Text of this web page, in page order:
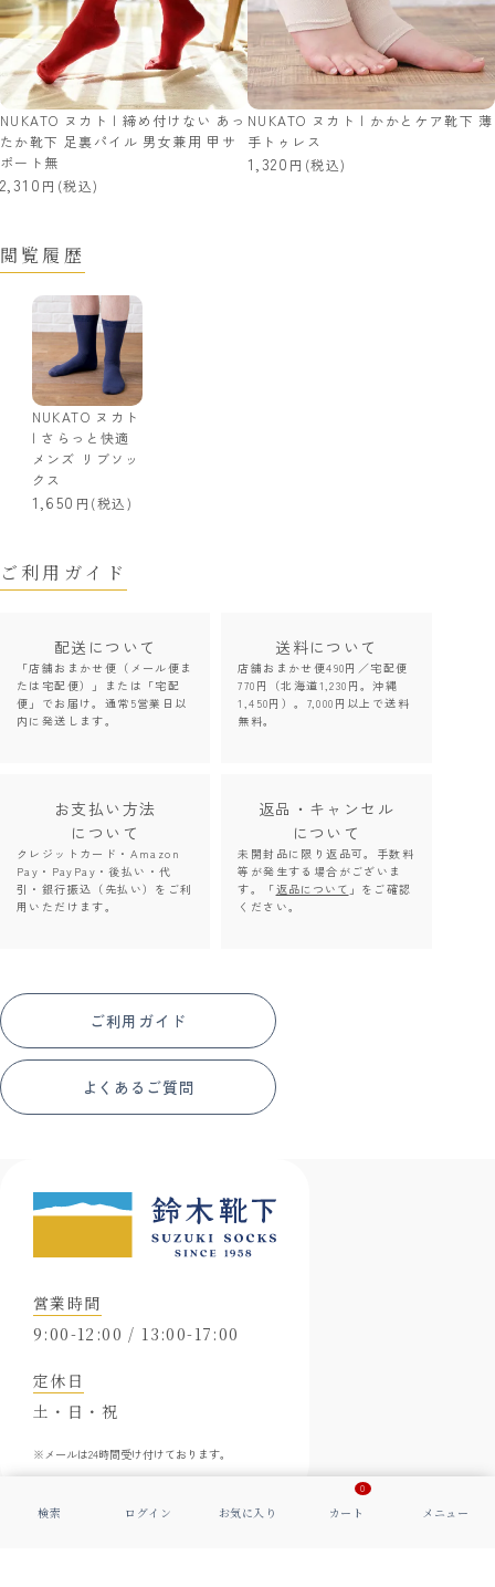
NUKATO ヌカト | 締め付けない あっ
たか靴下 足裏パイル 男女兼用 甲サ
ポート無
2,310 (税込)
NUKATO ヌカト | かかとケア靴下 薄
手トゥレス
1,320 (税込)
閲覧履歴
NUKATO ヌカト
| さらっと快適
メンズ リブソッ
クス
1,650 (税込)
0
ご利用ガイド
配送について
「店舗おまかせ便（メール便ま
たは宅配便）」または「宅配
便」でお届け。通常5営業日以
内に発送します。
送料について
店舗おまかせ便490円／宅配便
770円（北海道1,230円。沖縄
1,450円）。7,000円以上で送料
無料。
お支払い方法
について
クレジットカード・Amazon
Pay・PayPay・後払い・代
引・銀行振込（先払い）をご利
用いただけます。
返品・キャンセル
について
未開封品に限り返品可。手数料
等が発生する場合がございま
す。「返品について 」をご確認
ください。
ご利用ガイド
よくあるご質問
営業時間
9:00-12:00 / 13:00-17:00
定休日
土・日・祝
※メールは24時間受け付けております。
特定商取引に基づく表示プライバシーポリシー